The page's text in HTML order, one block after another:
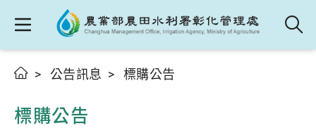
公告訊息 標購公告
標購公告